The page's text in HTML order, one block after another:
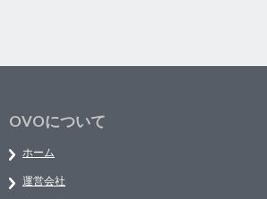
OVOについて
ホーム
運営会社